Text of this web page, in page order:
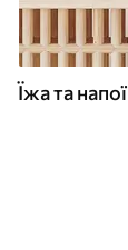
Їжа та напої